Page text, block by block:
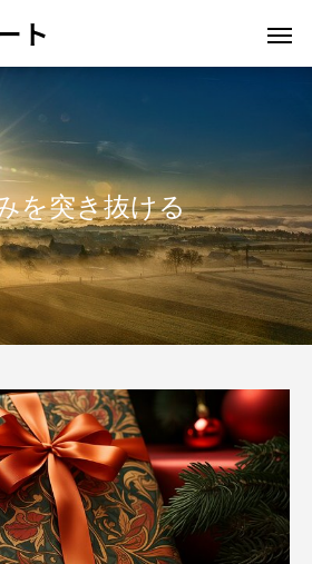
ト
を突き抜ける